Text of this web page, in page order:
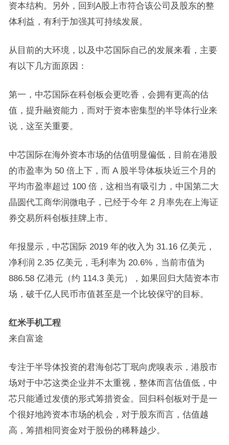
资本结构。另外，回到A股上市符合该公司及股东的整
体利益，有利于加强其可持续发展。
从目前的大环境，以及中芯国际自己的发展来看，主要
有以下几方面原因：
第一，中芯国际在科创板会更吃香，会拥有更高的估
值，提升融资能力，而对于资本密集型的半导体行业来
说，这至关重要。
中芯国际在海外资本市场的估值明显偏低，目前在港股
的市盈率为 50 倍上下，而 A 股半导体板块近三个月的
平均市盈率超过 100 倍，这相当有吸引力，中国第二大
晶圆代工商华润微电子，已经于今年 2 月率先在上海证
券交易所科创板挂牌上市。
年报显示，中芯国际 2019 年的收入为 31.16 亿美元，
净利润 2.35 亿美元，毛利率为 20.6%，当前市值为
886.58 亿港元（约 114.3 美元），如果回归大陆资本市
场，破千亿人民币市值甚至是一个比较保守的目标。
红米手机工程
来自富途
专注于半导体投资的君海创芯丁珉向虎嗅表示，港股市
场对于中芯这类企业并不太重视，整体而言估值低，中
芯只能通过发债的形式筹措资金。回归科创板对于是一
个很好地跨资本市场的机会，对于股东而言，估值越
高，筹措相同资金对于股份的稀释越少。